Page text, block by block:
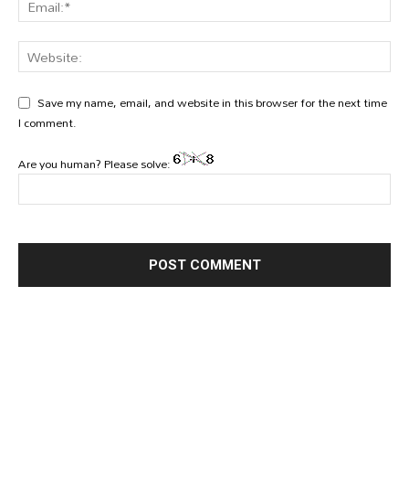
Save my name, email, and website in this browser for the next time
I comment.
Are you human? Please solve: